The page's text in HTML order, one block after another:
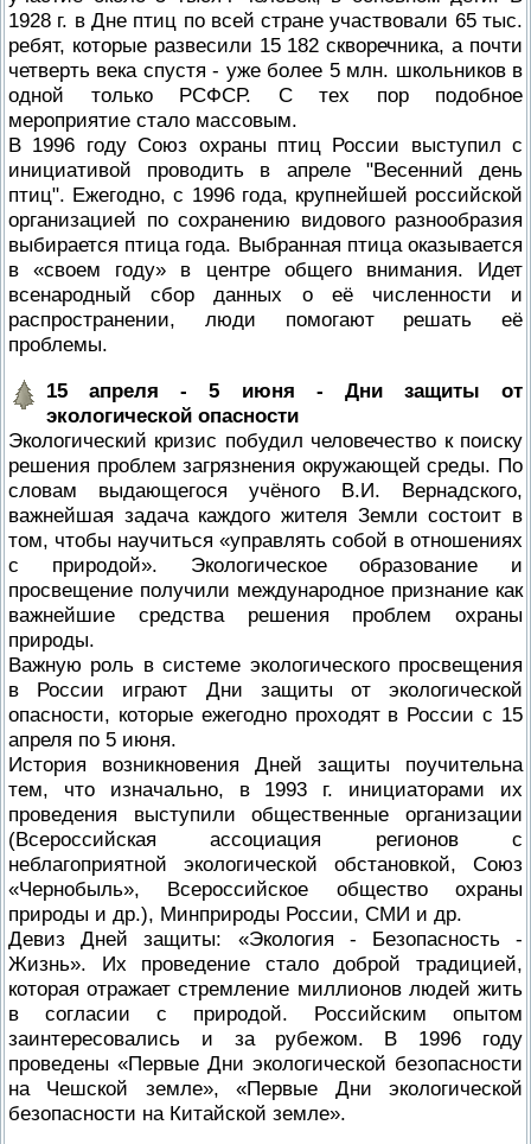
1928 г. в Дне птиц по всей стране участвовали 65 тыс.
ребят, которые развесили 15 182 скворечника, а почти
четверть века спустя - уже более 5 млн. школьников в
одной только РСФСР. С тех пор подобное
мероприятие стало массовым.
В 1996 году Союз охраны птиц России выступил с
инициативой проводить в апреле "Весенний день
птиц". Ежегодно, с 1996 года, крупнейшей российской
организацией по сохранению видового разнообразия
выбирается птица года. Выбранная птица оказывается
в «своем году» в центре общего внимания. Идет
всенародный сбор данных о её численности и
распространении, люди помогают решать её
проблемы.
15 апреля - 5 июня - Дни защиты от
экологической опасности
Экологический кризис побудил человечество к поиску
решения проблем загрязнения окружающей среды. По
словам выдающегося учёного В.И. Вернадского,
важнейшая задача каждого жителя Земли состоит в
том, чтобы научиться «управлять собой в отношениях
с природой». Экологическое образование и
просвещение получили международное признание как
важнейшие средства решения проблем охраны
природы.
Важную роль в системе экологического просвещения
в России играют Дни защиты от экологической
опасности, которые ежегодно проходят в России с 15
апреля по 5 июня.
История возникновения Дней защиты поучительна
тем, что изначально, в 1993 г. инициаторами их
проведения выступили общественные организации
(Всероссийская ассоциация регионов с
неблагоприятной экологической обстановкой, Союз
«Чернобыль», Всероссийское общество охраны
природы и др.), Минприроды России, СМИ и др.
Девиз Дней защиты: «Экология - Безопасность -
Жизнь». Их проведение стало доброй традицией,
которая отражает стремление миллионов людей жить
в согласии с природой. Российским опытом
заинтересовались и за рубежом. В 1996 году
проведены «Первые Дни экологической безопасности
на Чешской земле», «Первые Дни экологической
безопасности на Китайской земле».